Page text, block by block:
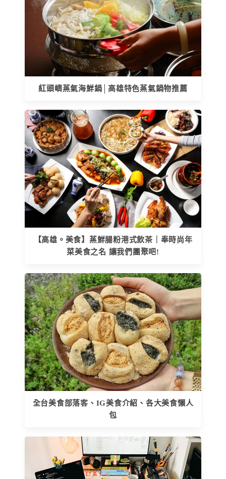
紅頭嶼蒸氣海鮮鍋│高雄特色蒸氣鍋物推薦
【高雄。美食】蒸鮮腸粉港式飲茶｜奉時尚年
菜美食之名 讓我們團聚吧!
全台美食部落客、IG美食介紹、各大美食懶人
包